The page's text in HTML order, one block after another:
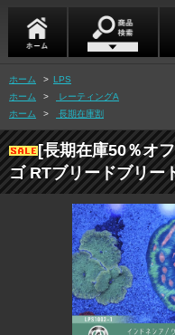
ホーム > LPS
ホーム
>
レーティングA
ホーム
> 長期在庫割
[長期在庫50％オ
ゴ RTブリードブリ